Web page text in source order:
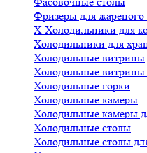
Фризеры для
Х Холодильники для
Холодильники для
Холодильные витрины
Холодильные витрины
Холодильные горки
Холодильные камеры
Холодильные камеры
Холодильные столы
Холодильные столы